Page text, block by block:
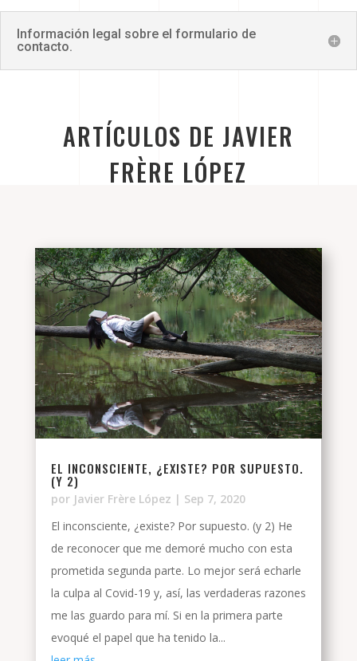
Información legal sobre el formulario de
contacto.
ARTÍCULOS DE JAVIER
FRÈRE LÓPEZ
EL INCONSCIENTE, ¿EXISTE? POR SUPUESTO.
(Y 2)
por Javier Frère López | Sep 7, 2020
El inconsciente, ¿existe? Por supuesto. (y 2) He
de reconocer que me demoré mucho con esta
prometida segunda parte. Lo mejor será echarle
la culpa al Covid-19 y, así, las verdaderas razones
me las guardo para mí. Si en la primera parte
evoqué el papel que ha tenido la...